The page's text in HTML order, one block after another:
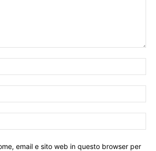
email e sito web in questo browser per